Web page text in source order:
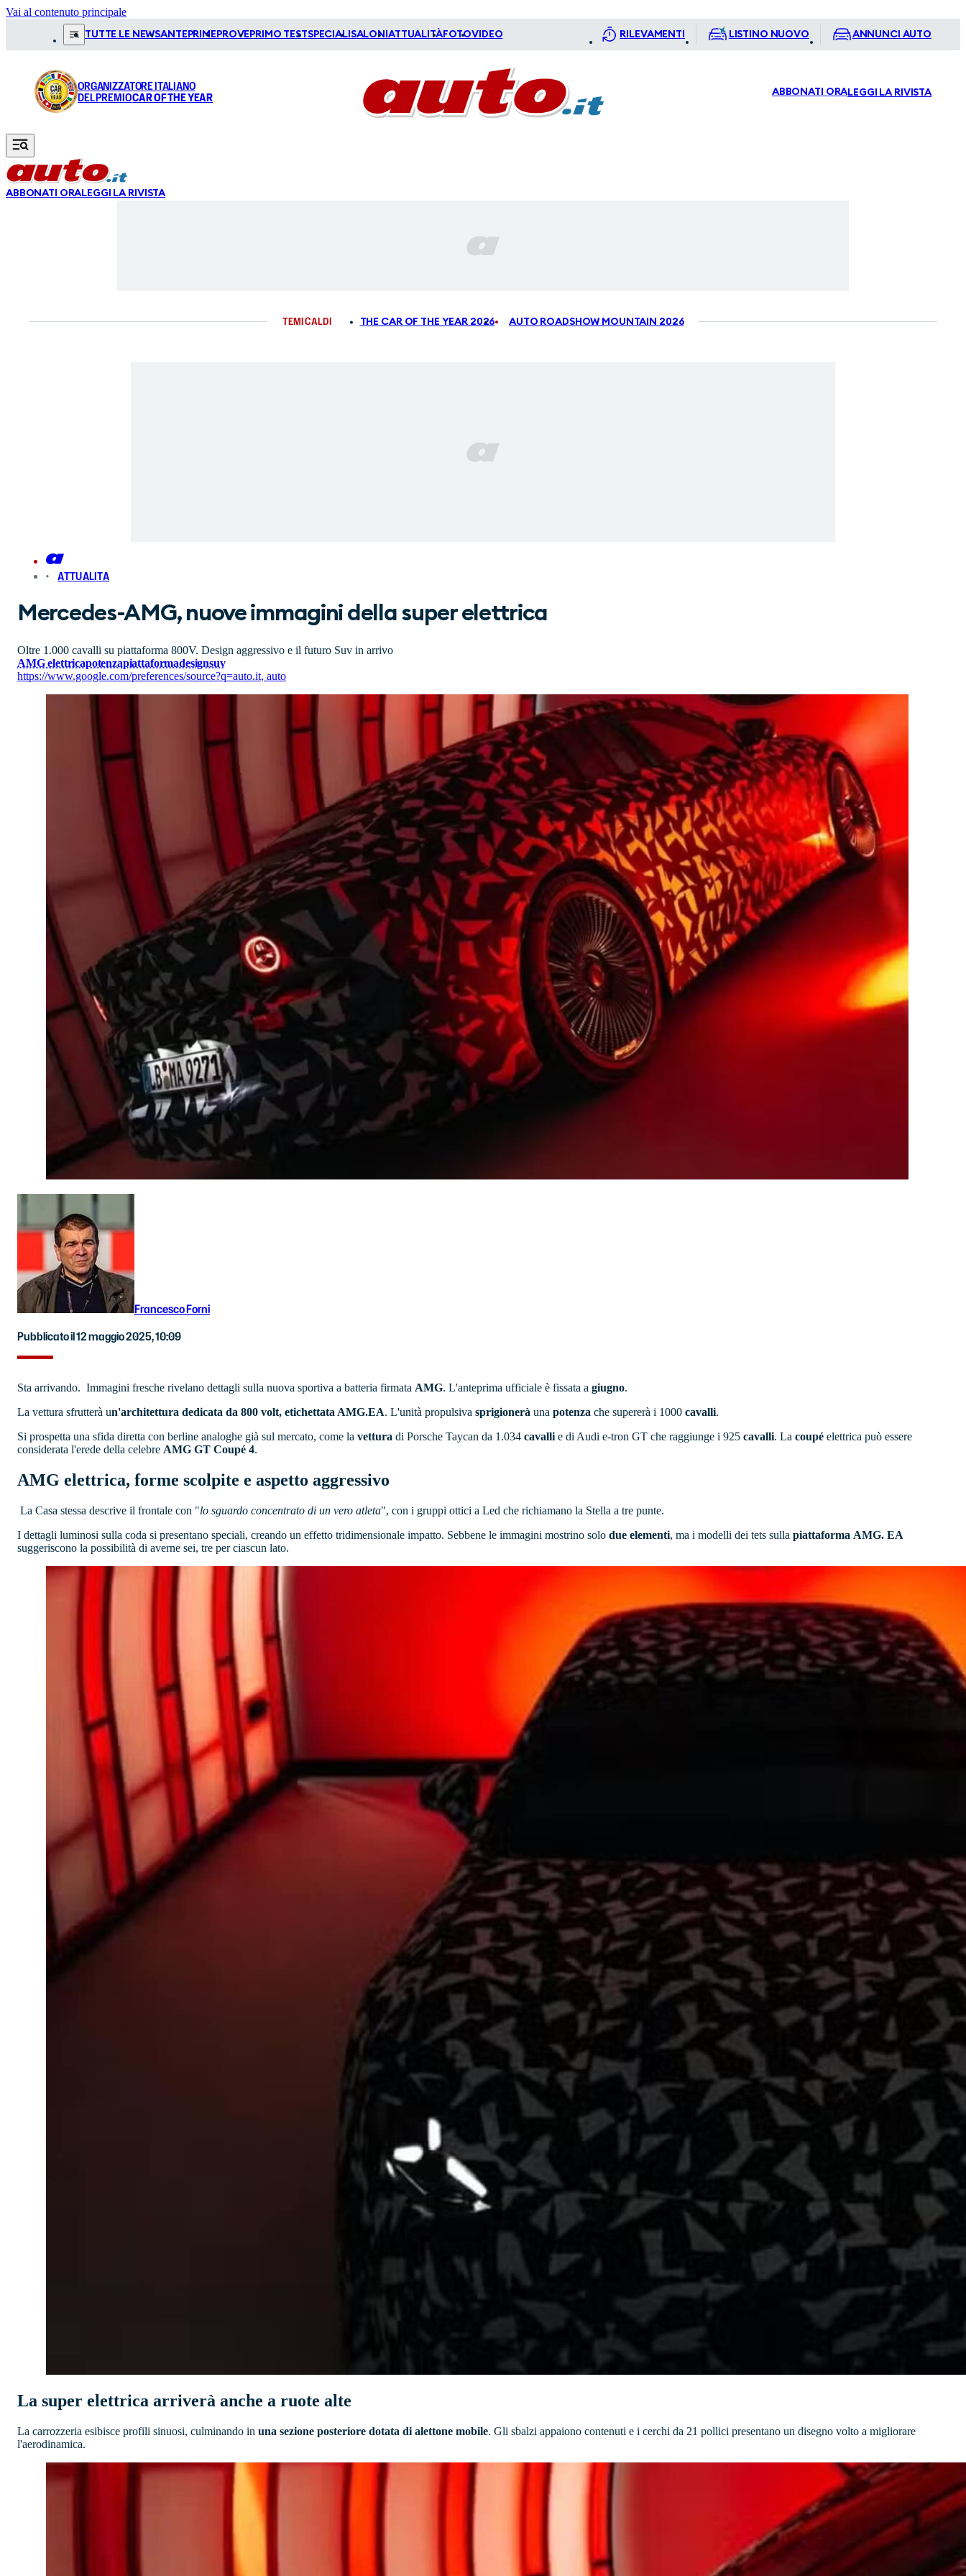
Vai al contenuto principale
TUTTE LE NEWSANTEPRIME PROVE PRIMO TESTSPECIALI SALONI ATTUALITÀFOTOVIDEO RILEVAMENTI LISTINO NUOVO ANNUNCI AUTO
ORGANIZZATORE ITALIANO
DEL PREMIOCAR OF THE YEAR ABBONATI ORALEGGI LA RIVISTA
ABBONATI ORALEGGI LA RIVISTA
TEMI CALDI THE CAR OF THE YEAR 2026 AUTO ROADSHOW MOUNTAIN 2026
ATTUALITA
Mercedes-AMG, nuove immagini della super elettrica
Oltre 1.000 cavalli su piattaforma 800V. Design aggressivo e il futuro Suv in arrivo
AMG elettricapotenzapiattaformadesignsuv
https://www.google.com/preferences/source?q=auto.it, auto
Francesco Forni
Pubblicato il 12 maggio 2025, 10:09
Sta arrivando. Immagini fresche rivelano dettagli sulla nuova sportiva a batteria firmata AMG. L'anteprima ufficiale è fissata a giugno.
La vettura sfrutterà un'architettura dedicata da 800 volt, etichettata AMG.EA. L'unità propulsiva sprigionerà una potenza che supererà i 1000 cavalli.
Si prospetta una sfida diretta con berline analoghe già sul mercato, come la vettura di Porsche Taycan da 1.034 cavalli e di Audi e-tron GT che raggiunge i 925 cavalli. La coupé elettrica può essere
considerata l'erede della celebre AMG GT Coupé 4.
AMG elettrica, forme scolpite e aspetto aggressivo
La Casa stessa descrive il frontale con "lo sguardo concentrato di un vero atleta", con i gruppi ottici a Led che richiamano la Stella a tre punte.
I dettagli luminosi sulla coda si presentano speciali, creando un effetto tridimensionale impatto. Sebbene le immagini mostrino solo due elementi, ma i modelli dei tets sulla piattaforma AMG. EA
suggeriscono la possibilità di averne sei, tre per ciascun lato.
La super elettrica arriverà anche a ruote alte
La carrozzeria esibisce profili sinuosi, culminando in una sezione posteriore dotata di alettone mobile. Gli sbalzi appaiono contenuti e i cerchi da 21 pollici presentano un disegno volto a migliorare
l'aerodinamica.